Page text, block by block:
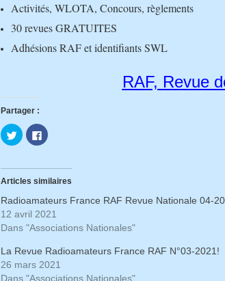
Activités, WLOTA, Concours, règlements
30 revues GRATUITES
Adhésions RAF et identifiants SWL
RAF, Revue
Partager :
Cliquez
pour
partager
une
fenêtre)
Cliquez
pour
une
fenêtre)
Articles similaires
Radioamateurs France RAF Revue Nationale 04-
12 avril 2021
Dans "Associations Nationales"
La Revue Radioamateurs France RAF N°03-2021!
26 mars 2021
Dans "Associations Nationales"